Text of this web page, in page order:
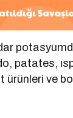
patates,
ürünleri ve